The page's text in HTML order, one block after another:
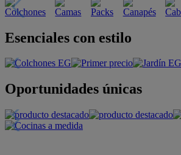
Esenciales con estilo
Oportunidades únicas